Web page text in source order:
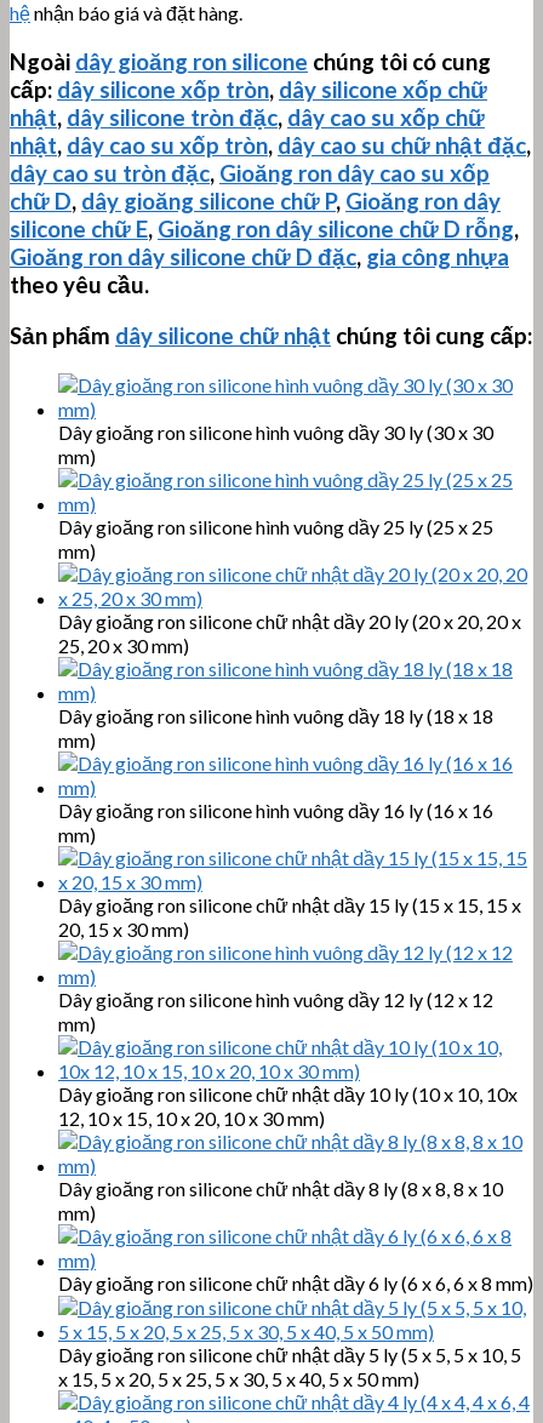
hệnhận báo giá và đặt hàng.
Ngoài dây gioăng ron silicone chúng tôi có cung
cấp: dây silicone xốp tròn, dây silicone xốp chữ
nhật, dây silicone tròn đặc, dây cao su xốp chữ
nhật, dây cao su xốp tròn, dây cao su chữ nhật đặc,
dây cao su tròn đặc, Gioăng ron dây cao su xốp
chữ D, dây gioăng silicone chữ P, Gioăng ron dây
silicone chữ E, Gioăng ron dây silicone chữ D rỗng,
Gioăng ron dây silicone chữ D đặc, gia công nhựa
theo yêu cầu.
Sản phẩm dây silicone chữ nhật chúng tôi cung cấp:
Dây gioăng ron silicone hình vuông dầy 30 ly (30 x 30
mm)
Dây gioăng ron silicone hình vuông dầy 25 ly (25 x 25
mm)
Dây gioăng ron silicone chữ nhật dầy 20 ly (20 x 20, 20 x
25, 20 x 30 mm)
Dây gioăng ron silicone hình vuông dầy 18 ly (18 x 18
mm)
Dây gioăng ron silicone hình vuông dầy 16 ly (16 x 16
mm)
Dây gioăng ron silicone chữ nhật dầy 15 ly (15 x 15, 15 x
20, 15 x 30 mm)
Dây gioăng ron silicone hình vuông dầy 12 ly (12 x 12
mm)
Dây gioăng ron silicone chữ nhật dầy 10 ly (10 x 10, 10x
12, 10 x 15, 10 x 20, 10 x 30 mm)
Dây gioăng ron silicone chữ nhật dầy 8 ly (8 x 8, 8 x 10
mm)
Dây gioăng ron silicone chữ nhật dầy 6 ly (6 x 6, 6 x 8 mm)
Dây gioăng ron silicone chữ nhật dầy 5 ly (5 x 5, 5 x 10, 5
x 15, 5 x 20, 5 x 25, 5 x 30, 5 x 40, 5 x 50 mm)